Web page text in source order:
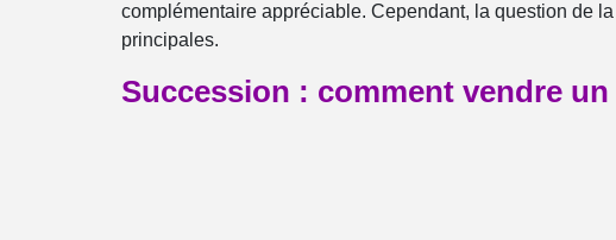
complémentaire appréciable. Cependant, la question de
principales.
Succession : comment vendre